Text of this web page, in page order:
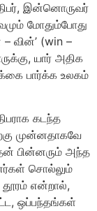
இன்னொருவர்
மோதும்போது
வின்’ (win –
யார் அதிக
பார்க்க உலகம்
கடந்த
முன்னதாகவே
பின்னரும் அந்த
சொல்லும்
என்றால்,
ஒப்பந்தங்கள்